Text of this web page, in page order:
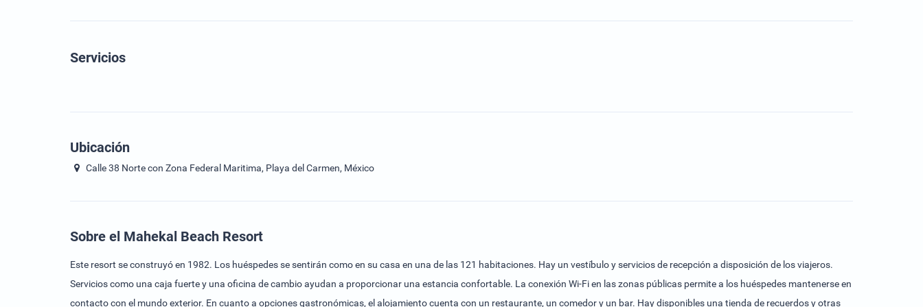
Servicios
Ubicación
Calle 38 Norte con Zona Federal Maritima, Playa del Carmen, México
Sobre el Mahekal Beach Resort
Este resort se construyó en 1982. Los huéspedes se sentirán como en su casa en una de las 121 habitaciones. Hay un vestíbulo y servicios de recepción a disposición de los viajeros.
Servicios como una caja fuerte y una oficina de cambio ayudan a proporcionar una estancia confortable. La conexión Wi-Fi en las zonas públicas permite a los huéspedes mantenerse en
contacto con el mundo exterior. En cuanto a opciones gastronómicas, el alojamiento cuenta con un restaurante, un comedor y un bar. Hay disponibles una tienda de recuerdos y otras